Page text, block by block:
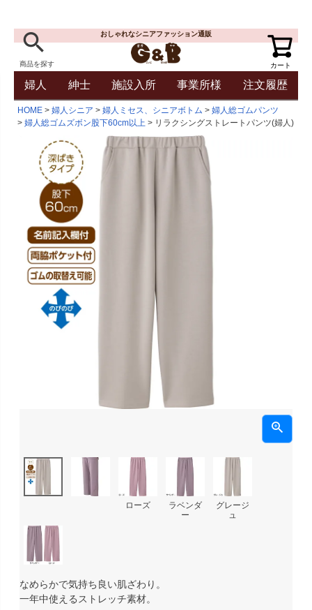
商品を探す
おしゃれなシニアファッション通販
カート
婦人 紳士 施設入所 事業所様 注文履歴
HOME 婦人シニア 婦人ミセス、シニアボトム
婦人総ゴムパンツ
婦人総ゴムズボン股下60cm以上
リラクシングストレートパンツ(婦人)
ローズ
ラベンダ
ー
グレージ
ュ
なめらかで気持ち良い肌ざわり。
一年中使えるストレッチ素材。